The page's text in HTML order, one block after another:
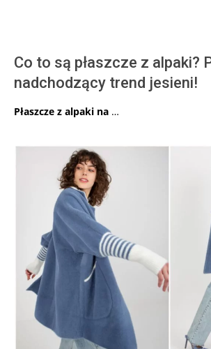
Co to są płaszcze z alpaki?
nadchodzący trend jesieni!
Płaszcze z alpaki na …